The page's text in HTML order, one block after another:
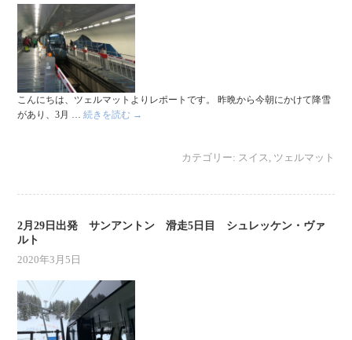
こんにちは、ツェルマットよりレポートです。 昨晩から今朝にかけて降雪
があり、3月 …続きを読む →
カテゴリー: スイス ツェルマット
2月29日出発 サンアントン 滑走5日目 シュレッケン・ヴァ
ルト
2020年3月5日